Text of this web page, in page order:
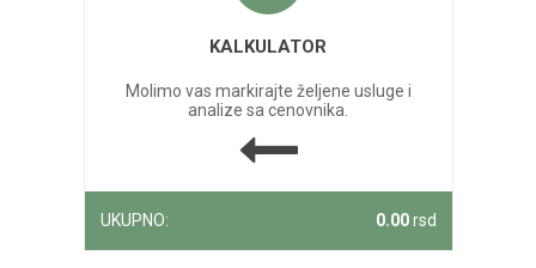
KALKULATOR
Molimo vas markirajte željene usluge i
analize sa cenovnika.
UKUPNO: 0.00rsd